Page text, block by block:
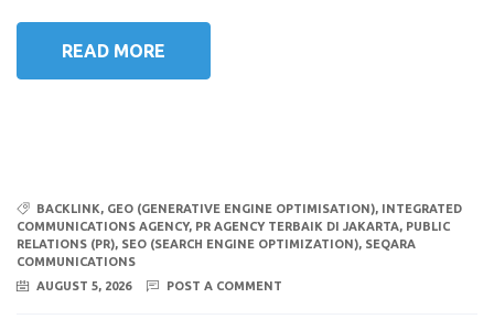
READ MORE
BACKLINK, GEO (GENERATIVE ENGINE OPTIMISATION), INTEGRATED
COMMUNICATIONS AGENCY, PR AGENCY TERBAIK DI JAKARTA, PUBLIC
RELATIONS (PR), SEO (SEARCH ENGINE OPTIMIZATION), SEQARA
COMMUNICATIONS
AUGUST 5, 2026
POST A COMMENT